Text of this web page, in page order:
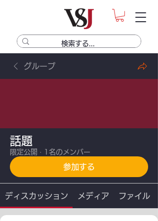
グループ
話題
限定公開 · 1名のメンバー
参加する
ディスカッション メディア ファイル